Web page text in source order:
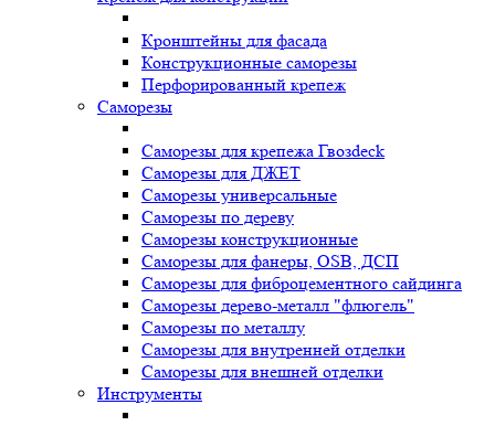
Кронштейны для фасада
Конструкционные саморезы
Перфорированный крепеж
Саморезы
Саморезы для крепежа Гвозdeck
Саморезы для ДЖЕТ
Саморезы универсальные
Саморезы по дереву
Саморезы конструкционные
Cаморезы для фанеры, OSB, ДСП
Саморезы для фиброцементного сайдинга
Саморезы дерево-металл "флюгель"
Саморезы по металлу
Саморезы для внутренней отделки
Саморезы для внешней отделки
Инструменты